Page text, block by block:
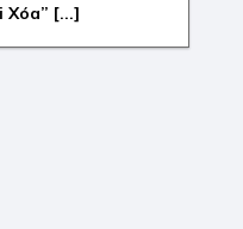
Xóa” [...]